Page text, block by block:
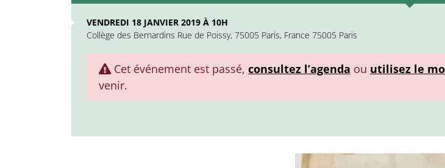
VENDREDI 18 JANVIER 2019 À 10H
Collège des Bernardins Rue de Poissy, 75005 Paris, France 75005 Paris
Cet événement est passé, consultez l’agenda ou utilisez le
venir.